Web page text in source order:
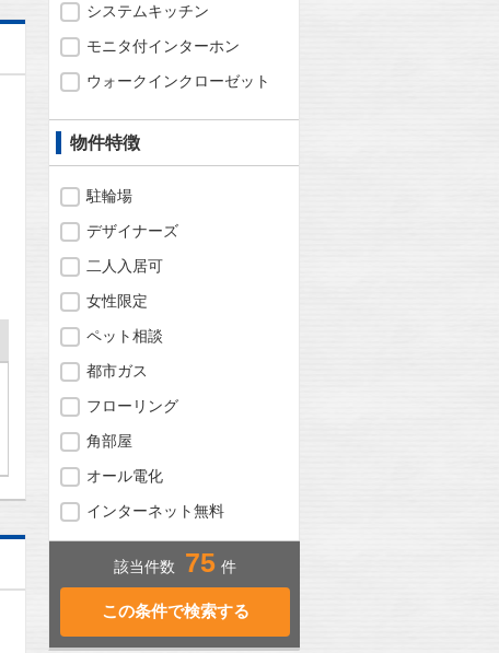
お問合わせ
システムキッチン
モニタ付インターホン
ウォークインクローゼット
物件特徴
駐輪場
デザイナーズ
二人入居可
女性限定
ペット相談
都市ガス
フローリング
角部屋
オール電化
インターネット無料
該当件数 75 件